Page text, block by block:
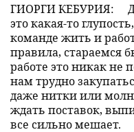
ГИОРГИ КЕБУРИЯ:
это какая-то
команде жить и
правила, стараемся
работе это никак не
нам трудно
даже нитки или
ждать поставок,
все сильно мешает.